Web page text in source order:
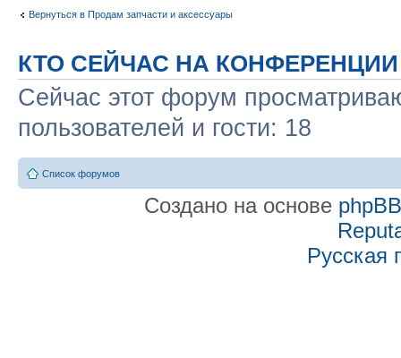
Вернуться в Продам запчасти и аксессуары
КТО СЕЙЧАС НА КОНФЕРЕНЦИИ
Сейчас этот форум
пользователей и гости: 18
Список форумов
Создано на основе phpBB
Русская